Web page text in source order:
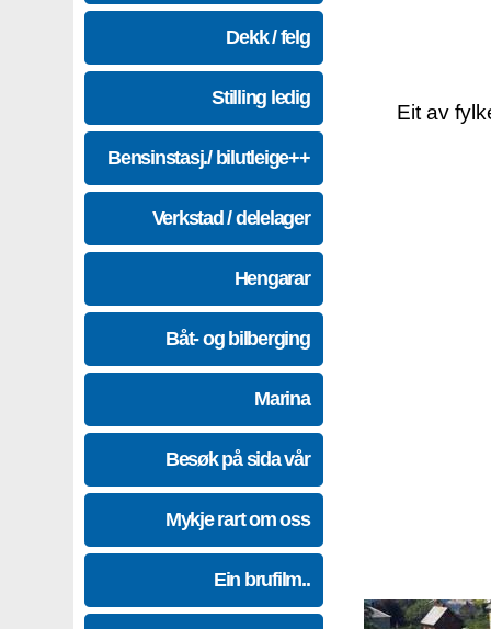
Dekk / felg
Stilling ledig
Bensinstasj./ bilutleige++
Verkstad / delelager
Hengarar
Båt- og bilberging
Marina
Besøk på sida vår
Mykje rart om oss
Ein brufilm..
Eit av